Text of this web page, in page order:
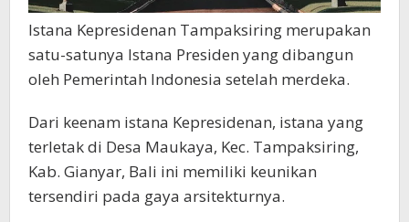
Istana Kepresidenan Tampaksiring merupakan
satu-satunya Istana Presiden yang dibangun
oleh Pemerintah Indonesia setelah merdeka.
Dari keenam istana Kepresidenan, istana yang
terletak di Desa Maukaya, Kec. Tampaksiring,
Kab. Gianyar, Bali ini memiliki keunikan
tersendiri pada gaya arsitekturnya.